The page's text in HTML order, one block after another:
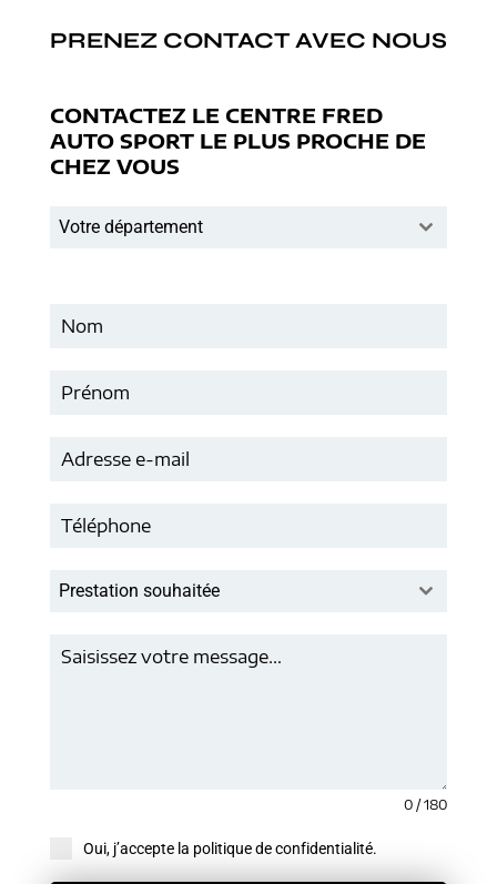
PRENEZ CONTACT AVEC NOUS
CONTACTEZ LE CENTRE FRED
AUTO SPORT LE PLUS PROCHE DE
CHEZ VOUS
Votre département
Prestation souhaitée
0 / 180
Oui, j’accepte la politique de confidentialité.